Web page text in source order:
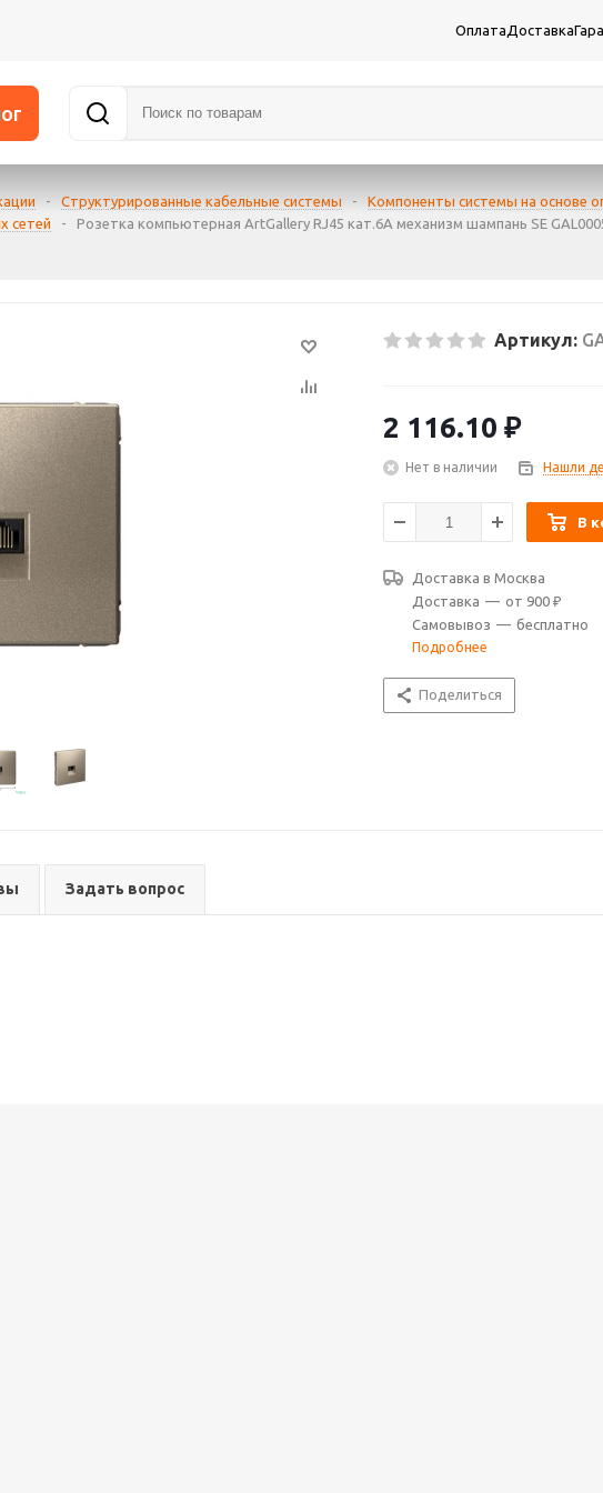
ОплатаДоставка
- Структурированные кабельные системы - Компоненты системы на основе
сетей
- Розетка компьютерная ArtGallery RJ45 кат.6A механизм шампань SE
Артикул:
2 116.10 ₽
Нет в наличии Нашли
В
Доставка в Москва
Доставка — от 900 ₽
Самовывоз — бесплатно
Подробнее
Поделиться
Задать вопрос